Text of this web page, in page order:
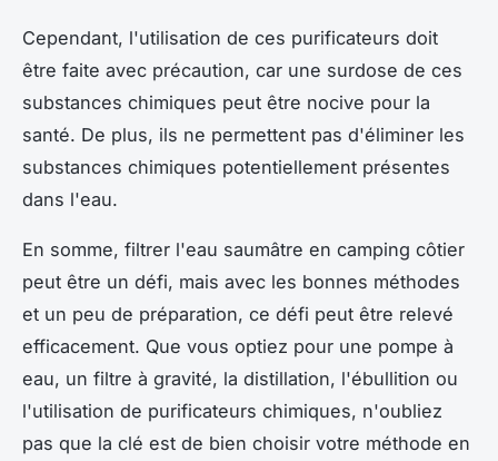
Cependant, l'utilisation de ces purificateurs doit
être faite avec précaution, car une surdose de ces
substances chimiques peut être nocive pour la
santé. De plus, ils ne permettent pas d'éliminer les
substances chimiques potentiellement présentes
dans l'eau.
En somme, filtrer l'eau saumâtre en camping côtier
peut être un défi, mais avec les bonnes méthodes
et un peu de préparation, ce défi peut être relevé
efficacement. Que vous optiez pour une pompe à
eau, un filtre à gravité, la distillation, l'ébullition ou
l'utilisation de purificateurs chimiques, n'oubliez
pas que la clé est de bien choisir votre méthode en